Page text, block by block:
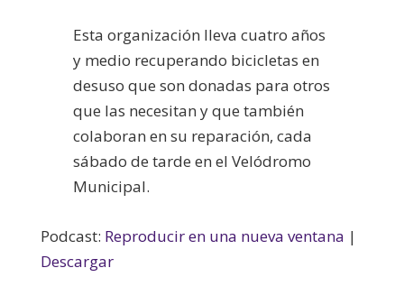
Esta organización lleva cuatro años
y medio recuperando bicicletas en
desuso que son donadas para otros
que las necesitan y que también
colaboran en su reparación, cada
sábado de tarde en el Velódromo
Municipal.
Podcast: Reproducir en una nueva ventana |
Descargar